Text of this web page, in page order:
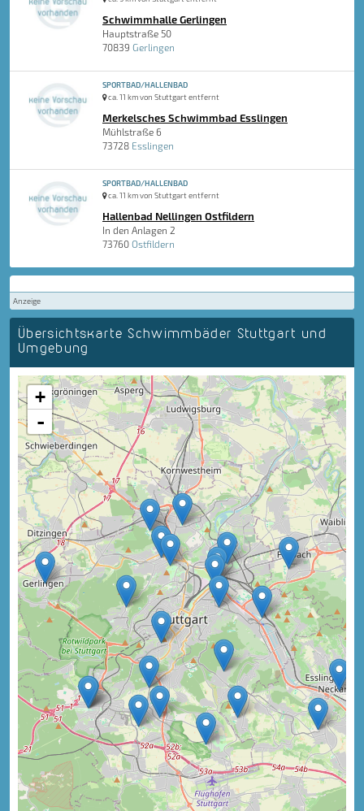
Schwimmhalle Gerlingen
Hauptstraße 50
70839 Gerlingen
SPORTBAD/HALLENBAD
ca. 11 km von Stuttgart entfernt
Merkelsches Schwimmbad Esslingen
Mühlstraße 6
73728 Esslingen
SPORTBAD/HALLENBAD
ca. 11 km von Stuttgart entfernt
Hallenbad Nellingen Ostfildern
In den Anlagen 2
73760 Ostfildern
Anzeige
Übersichtskarte Schwimmbäder Stuttgart und
Umgebung
+
-